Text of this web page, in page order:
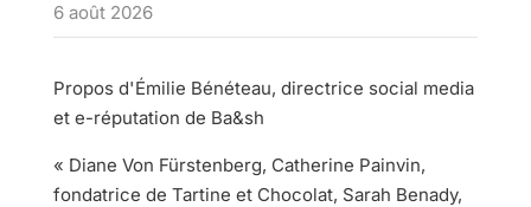
6 août 2026
Propos d'Émilie Bénéteau, directrice social media
et e-réputation de Ba&sh
« Diane Von Fürstenberg, Catherine Painvin,
fondatrice de Tartine et Chocolat, Sarah Benady,